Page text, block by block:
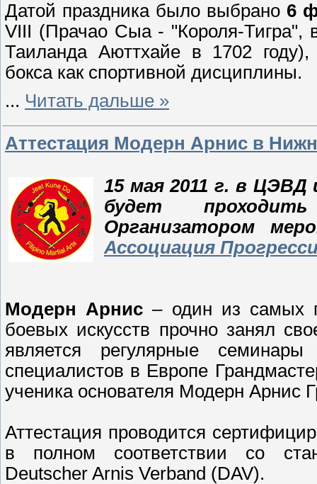
Датой праздника было выбрано 6
VIII (Прачао Сыа - "Короля-Тигра",
Таиланда Аюттхайе в 1702 году),
бокса как спортивной дисциплины.
... Читать дальше »
Аттестация Модерн Арнис в
15 мая 2011 г. в ЦЭВД
будет
Организатором
Ассоциация
Модерн Арнис – один из самых
боевых искусств прочно занял
является регулярные
специалистов в Европе
ученика основателя Модерн Арнис
Аттестация проводится
в полном соответствии со
Deutscher Arnis Verband (DAV).